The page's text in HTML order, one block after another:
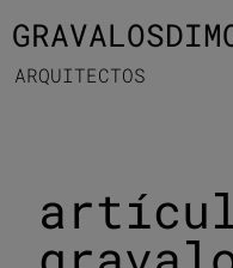
ARQUITECTOS